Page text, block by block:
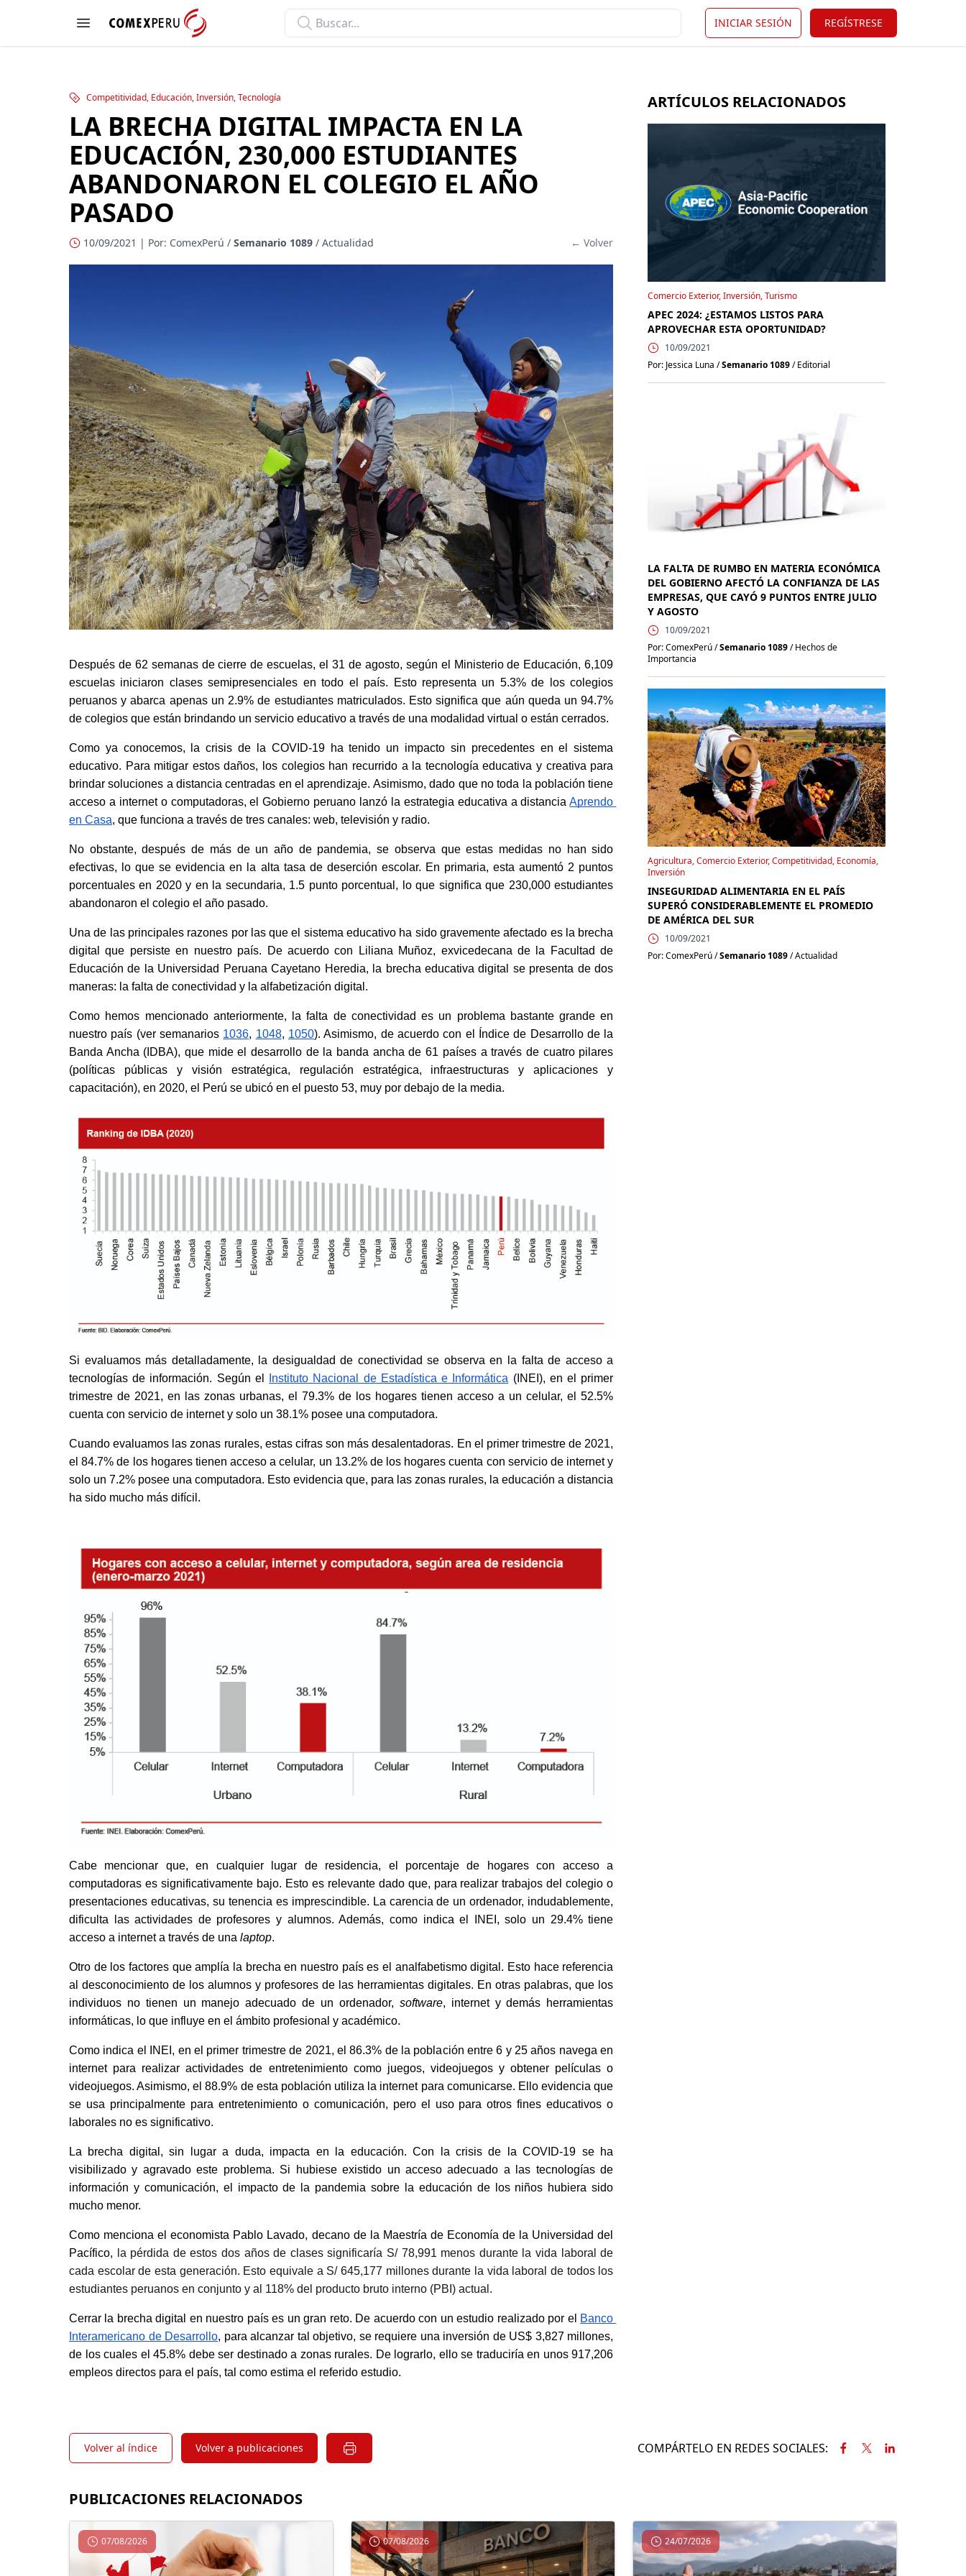
Open menu
ComexPerú INICIAR SESIÓN REGÍSTRESE
Competitividad, Educación, Inversión, Tecnología
LA BRECHA DIGITAL IMPACTA EN LA
EDUCACIÓN, 230,000 ESTUDIANTES
ABANDONARON EL COLEGIO EL AÑO
PASADO
10/09/2021 | Por: ComexPerú / Semanario 1089 / Actualidad ← Volver
Después de 62 semanas de cierre de escuelas, el 31 de agosto, según el Ministerio de Educación, 6,109
escuelas iniciaron clases semipresenciales en todo el país. Esto representa un 5.3% de los colegios
peruanos y abarca apenas un 2.9% de estudiantes matriculados. Esto significa que aún queda un 94.7%
de colegios que están brindando un servicio educativo a través de una modalidad virtual o están cerrados.
Como ya conocemos, la crisis de la COVID-19 ha tenido un impacto sin precedentes en el sistema
educativo. Para mitigar estos daños, los colegios han recurrido a la tecnología educativa y creativa para
brindar soluciones a distancia centradas en el aprendizaje. Asimismo, dado que no toda la población tiene
acceso a internet o computadoras, el Gobierno peruano lanzó la estrategia educativa a distancia Aprendo
en Casa, que funciona a través de tres canales: web, televisión y radio.
No obstante, después de más de un año de pandemia, se observa que estas medidas no han sido
efectivas, lo que se evidencia en la alta tasa de deserción escolar. En primaria, esta aumentó 2 puntos
porcentuales en 2020 y en la secundaria, 1.5 punto porcentual, lo que significa que 230,000 estudiantes
abandonaron el colegio el año pasado.
Una de las principales razones por las que el sistema educativo ha sido gravemente afectado es la brecha
digital que persiste en nuestro país. De acuerdo con Liliana Muñoz, exvicedecana de la Facultad de
Educación de la Universidad Peruana Cayetano Heredia, la brecha educativa digital se presenta de dos
maneras: la falta de conectividad y la alfabetización digital.
Como hemos mencionado anteriormente, la falta de conectividad es un problema bastante grande en
nuestro país (ver semanarios 1036, 1048, 1050). Asimismo, de acuerdo con el Índice de Desarrollo de la
Banda Ancha (IDBA), que mide el desarrollo de la banda ancha de 61 países a través de cuatro pilares
(políticas públicas y visión estratégica, regulación estratégica, infraestructuras y aplicaciones y
capacitación), en 2020, el Perú se ubicó en el puesto 53, muy por debajo de la media.
Si evaluamos más detalladamente, la desigualdad de conectividad se observa en la falta de acceso a
tecnologías de información. Según el
Instituto Nacional de Estadística e Informática (INEI), en el primer
trimestre de 2021, en las zonas urbanas, el 79.3% de los hogares tienen acceso a un celular, el 52.5%
cuenta con servicio de internet y solo un 38.1% posee una computadora.
Cuando evaluamos las zonas rurales, estas cifras son más desalentadoras. En el primer trimestre de 2021,
el 84.7% de los hogares tienen acceso a celular, un 13.2% de los hogares cuenta con servicio de internet y
solo un 7.2% posee una computadora. Esto evidencia que, para las zonas rurales, la educación a distancia
ha sido mucho más difícil.
Cabe mencionar que, en cualquier lugar de residencia, el porcentaje de hogares con acceso a
computadoras es significativamente bajo. Esto es relevante dado que, para realizar trabajos del colegio o
presentaciones educativas, su tenencia es imprescindible. La carencia de un ordenador, indudablemente,
dificulta las actividades de profesores y alumnos. Además, como indica el INEI, solo un 29.4% tiene
acceso a internet a través de una laptop.
Otro de los factores que amplía la brecha en nuestro país es el analfabetismo digital. Esto hace referencia
al desconocimiento de los alumnos y profesores de las herramientas digitales. En otras palabras, que los
individuos no tienen un manejo adecuado de un ordenador, software, internet y demás herramientas
informáticas, lo que influye en el ámbito profesional y académico.
Como indica el INEI, en el primer trimestre de 2021, el 86.3% de la población entre 6 y 25 años navega en
internet para realizar actividades de entretenimiento como juegos, videojuegos y obtener películas o
videojuegos. Asimismo, el 88.9% de esta población utiliza la internet para comunicarse. Ello evidencia que
se usa principalmente para entretenimiento o comunicación, pero el uso para otros fines educativos o
laborales no es significativo.
La brecha digital, sin lugar a duda, impacta en la educación. Con la crisis de la COVID-19 se ha
visibilizado y agravado este problema. Si hubiese existido un acceso adecuado a las tecnologías de
información y comunicación, el impacto de la pandemia sobre la educación de los niños hubiera sido
mucho menor.
Como menciona el economista Pablo Lavado, decano de la Maestría de Economía de la Universidad del
Pacífico,
la pérdida de estos dos años de clases significaría S/ 78,991 menos durante la vida laboral de
cada escolar de esta generación. Esto equivale a S/ 645,177 millones durante la vida laboral de todos los
estudiantes peruanos en conjunto y al 118% del producto bruto interno (PBI) actual.
Cerrar la brecha digital en nuestro país es un gran reto. De acuerdo con un estudio realizado por el Banco
Interamericano de Desarrollo, para alcanzar tal objetivo, se requiere una inversión de US$ 3,827 millones,
de los cuales el 45.8% debe ser destinado a zonas rurales. De lograrlo, ello se traduciría en unos 917,206
empleos directos para el país, tal como estima el referido estudio.
ARTÍCULOS RELACIONADOS
Comercio Exterior, Inversión, Turismo
APEC 2024: ¿ESTAMOS LISTOS PARA
APROVECHAR ESTA OPORTUNIDAD?
10/09/2021
Por: Jessica Luna /Semanario 1089/ Editorial
LA FALTA DE RUMBO EN MATERIA ECONÓMICA
DEL GOBIERNO AFECTÓ LA CONFIANZA DE LAS
EMPRESAS, QUE CAYÓ 9 PUNTOS ENTRE JULIO
Y AGOSTO
10/09/2021
Por: ComexPerú /Semanario 1089/ Hechos de
Importancia
Agricultura, Comercio Exterior, Competitividad, Economía,
Inversión
INSEGURIDAD ALIMENTARIA EN EL PAÍS
SUPERÓ CONSIDERABLEMENTE EL PROMEDIO
DE AMÉRICA DEL SUR
10/09/2021
Por: ComexPerú /Semanario 1089/ Actualidad
Volver al índice Volver a publicaciones COMPÁRTELO EN REDES SOCIALES:
PUBLICACIONES RELACIONADOS
07/08/2026 07/08/2026 24/07/2026